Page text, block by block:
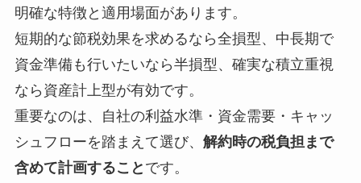
明確な特徴と適用場面があります。
短期的な節税効果を求めるなら全損型、中長期で
資金準備も行いたいなら半損型、確実な積立重視
なら資産計上型が有効です。
重要なのは、自社の利益水準・資金需要・キャッ
シュフローを踏まえて選び、 解約時の税負担まで
含めて計画すること です。